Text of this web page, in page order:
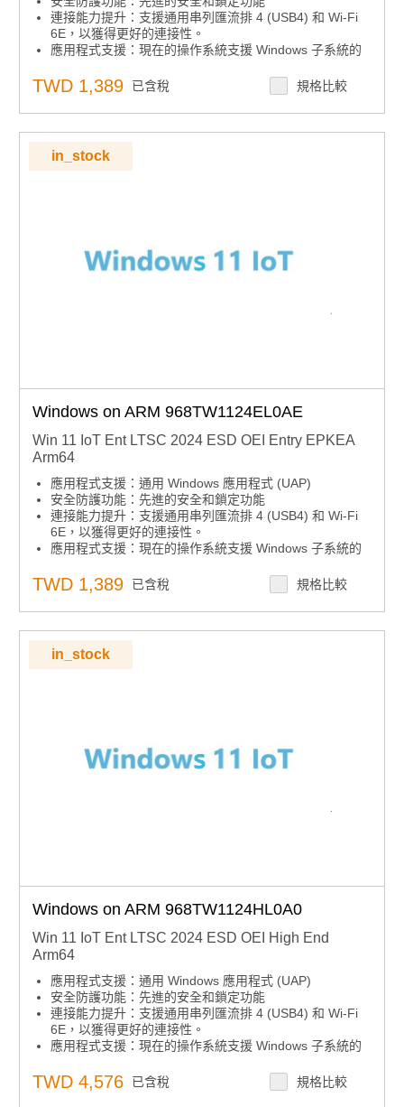
連接能力提升：支援通用串列匯流排 4 (USB4) 和 Wi-Fi
6E，以獲得更好的連接性。
應用程式支援：現在的操作系統支援 Windows 子系統的
TWD 1,389 已含稅 規格比較
in_stock
Windows on ARM 968TW1124EL0AE
Win 11 IoT Ent LTSC 2024 ESD OEI Entry EPKEA
Arm64
應用程式支援：通用 Windows 應用程式 (UAP)
安全防護功能：先進的安全和鎖定功能
連接能力提升：支援通用串列匯流排 4 (USB4) 和 Wi-Fi
6E，以獲得更好的連接性。
應用程式支援：現在的操作系統支援 Windows 子系統的
TWD 1,389 已含稅 規格比較
in_stock
Windows on ARM 968TW1124HL0A0
Win 11 IoT Ent LTSC 2024 ESD OEI High End
Arm64
應用程式支援：通用 Windows 應用程式 (UAP)
安全防護功能：先進的安全和鎖定功能
連接能力提升：支援通用串列匯流排 4 (USB4) 和 Wi-Fi
6E，以獲得更好的連接性。
應用程式支援：現在的操作系統支援 Windows 子系統的
TWD 4,576 已含稅 規格比較